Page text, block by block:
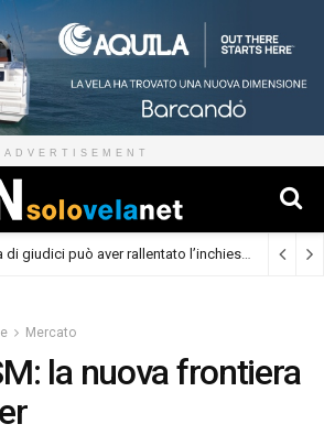
ADVERTISEMENT
Bayesian, la carenza di giudici può aver rallentato l’inchiesta (Cronaca)
Mercato
la nuova frontiera